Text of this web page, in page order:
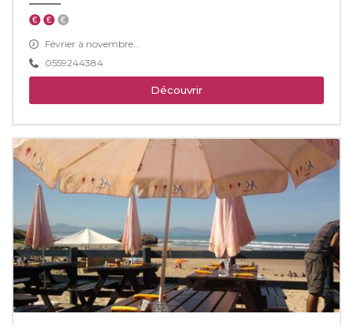
Février à novembre...
0559244384
Découvrir